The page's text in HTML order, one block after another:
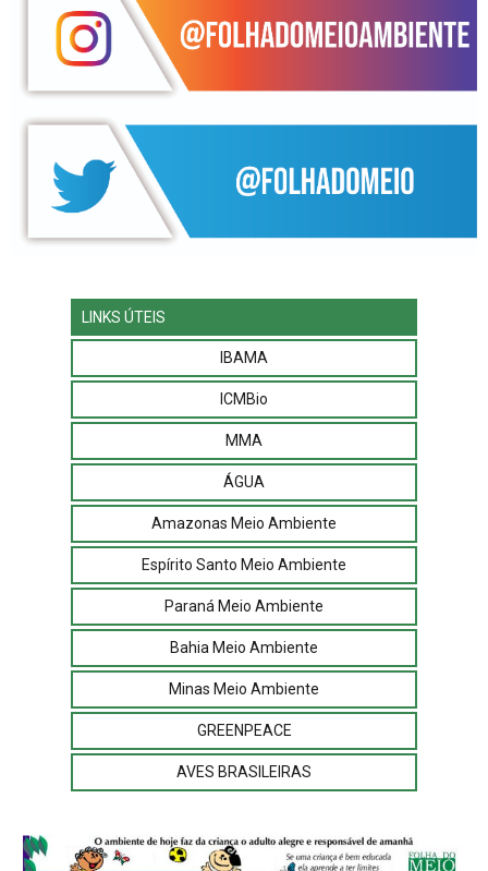
LINKS ÚTEIS
IBAMA
ICMBio
MMA
ÁGUA
Amazonas Meio Ambiente
Espírito Santo Meio Ambiente
Paraná Meio Ambiente
Bahia Meio Ambiente
Minas Meio Ambiente
GREENPEACE
AVES BRASILEIRAS